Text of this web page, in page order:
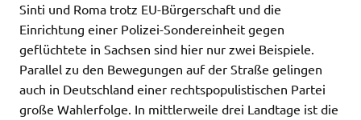
Sinti und Roma trotz EU-Bürgerschaft und die
Einrichtung einer Polizei-Sondereinheit gegen
geflüchtete in Sachsen sind hier nur zwei Beispiele.
Parallel zu den Bewegungen auf der Straße gelingen
auch in Deutschland einer rechtspopulistischen Partei
große Wahlerfolge. In mittlerweile drei Landtage ist die